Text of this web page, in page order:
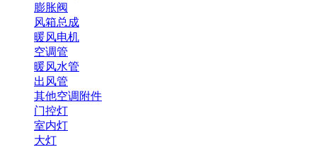
膨胀阀
风箱总成
暖风电机
空调管
暖风水管
出风管
其他空调附件
门控灯
室内灯
大灯